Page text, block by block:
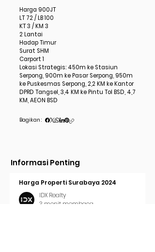
Harga 900JT
LT 72 / LB 100
KT 3 / KM 3
2 Lantai
Hadap Timur
Surat SHM
Carport 1
Lokasi Strategis: 450m ke Stasiun
Serpong, 900m ke Pasar Serpong, 950m
ke Puskesmas Serpong, 2,2 KM ke Kantor
DPRD Tangsel, 3,4 KM ke Pintu Tol BSD, 4,7
KM, AEON BSD
Bagikan :
Informasi Penting
Harga Properti Surabaya 2024
IDX Realty
3 menit membaca